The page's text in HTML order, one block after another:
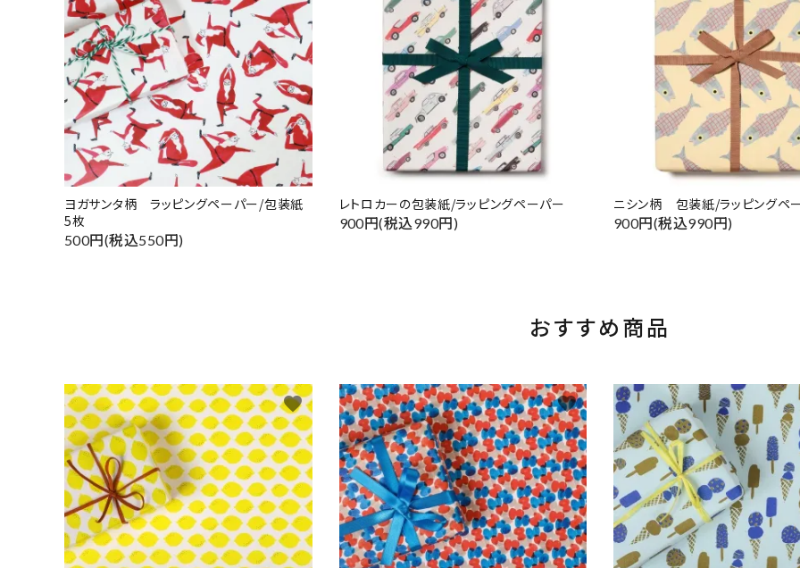
ヨガサンタ柄 ラッピングペーパー/包装紙
5枚
500円(税込550円)
レトロカーの包装紙/ラッピングペーパー
900円(税込990円)
ニシン柄 包装紙/ラッピングペ
900円(税込990円)
おすすめ商品
favorite favorite